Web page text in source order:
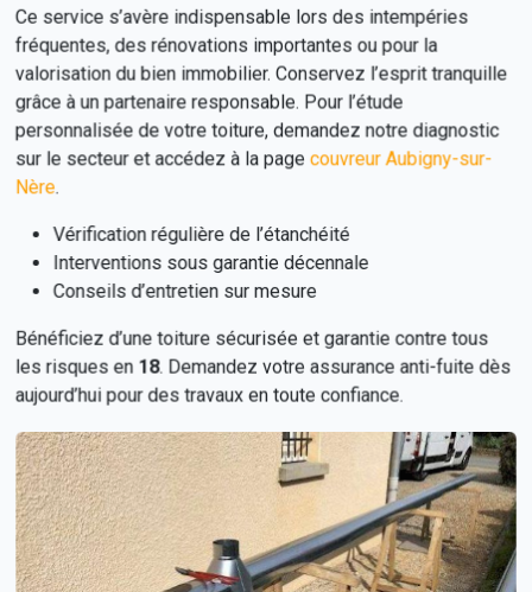
Ce service s’avère indispensable lors des intempéries
fréquentes, des rénovations importantes ou pour la
valorisation du bien immobilier. Conservez l’esprit tranquille
grâce à un partenaire responsable. Pour l’étude
personnalisée de votre toiture, demandez notre diagnostic
sur le secteur et accédez à la page couvreur Aubigny-sur-
Nère.
Vérification régulière de l’étanchéité
Interventions sous garantie décennale
Conseils d’entretien sur mesure
Bénéficiez d’une toiture sécurisée et garantie contre tous
les risques en 18. Demandez votre assurance anti-fuite dès
aujourd’hui pour des travaux en toute confiance.